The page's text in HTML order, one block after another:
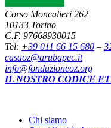
Corso Moncalieri 262
10133 Torino
C.F. 97668930015
Tel: +39 011 66 15 680 –
casaoz@arubapec.it
info@fondazioneoz.org
IL NOSTRO CODICE
Chi siamo